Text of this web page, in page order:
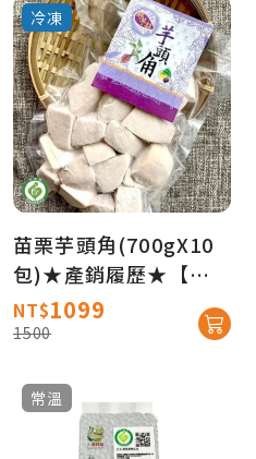
冷凍
苗栗芋頭角(700gX10
包)★產銷履歷★【產
地直送免運】
NT$1099
1500
常溫